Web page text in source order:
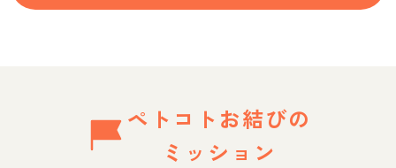
ペトコトお結びの
ミッション